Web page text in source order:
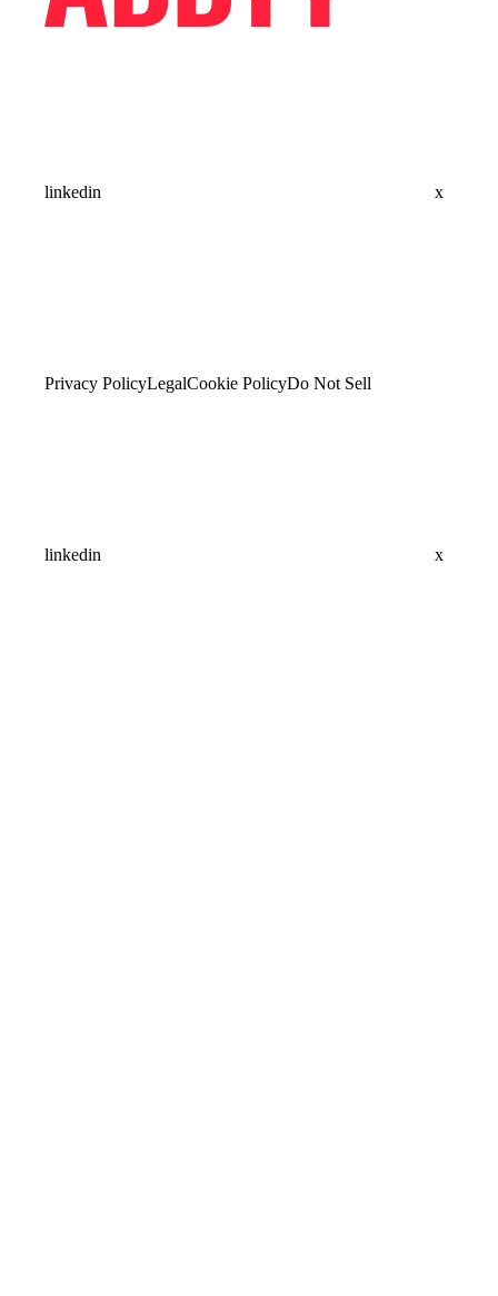
linkedin x
Privacy PolicyLegalCookie PolicyDo Not Sell
linkedin x